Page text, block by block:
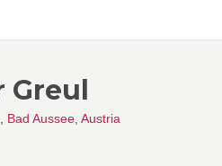
Greul
Bad Aussee Austria